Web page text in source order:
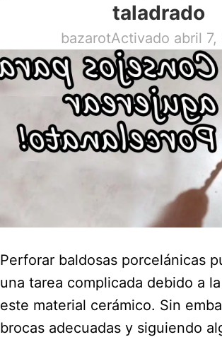
taladrado
bazarotActivado abril 7,
Perforar baldosas porcelánicas
una tarea complicada debido a
este material cerámico. Sin
brocas adecuadas y siguiendo